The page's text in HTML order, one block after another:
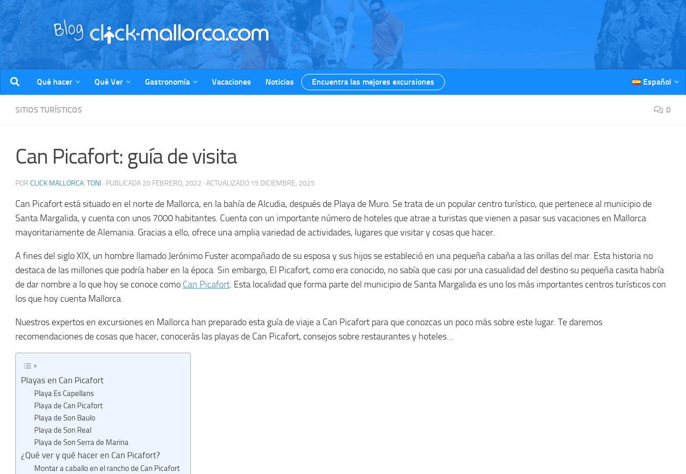
Saltar al contenido
Qué hacer Qué Ver Gastronomía Vacaciones Noticias Encuentra las mejores excursiones Español
SITIOS TURÍSTICOS 0
Can Picafort: guía de visita
POR CLICK MALLORCA: TONI · PUBLICADA 20 FEBRERO, 2022 · ACTUALIZADO 15 DICIEMBRE, 2025
Can Picafort está situado en el norte de Mallorca, en la bahía de Alcudia, después de Playa de Muro. Se trata de un popular centro turístico, que pertenece al municipio de
Santa Margalida, y cuenta con unos 7000 habitantes. Cuenta con un importante número de hoteles que atrae a turistas que vienen a pasar sus vacaciones en Mallorca
mayoritariamente de Alemania. Gracias a ello, ofrece una amplia variedad de actividades, lugares que visitar y cosas que hacer.
A fines del siglo XIX, un hombre llamado Jerónimo Fuster acompañado de su esposa y sus hijos se estableció en una pequeña cabaña a las orillas del mar. Esta historia no
destaca de las millones que podría haber en la época. Sin embargo, El Picafort, como era conocido, no sabía que casi por una casualidad del destino su pequeña casita habría
de dar nombre a lo que hoy se conoce como Can Picafort. Esta localidad que forma parte del municipio de Santa Margalida es uno los más importantes centros turísticos con
los que hoy cuenta Mallorca.
Nuestros expertos en excursiones en Mallorca han preparado esta guía de viaje a Can Picafort para que conozcas un poco más sobre este lugar. Te daremos
recomendaciones de cosas que hacer, conocerás las playas de Can Picafort, consejos sobre restaurantes y hoteles…
Playas en Can Picafort
Playa Es Capellans
Playa de Can Picafort
Playa de Son Baulo
Playa de Son Real
Playa de Son Serra de Marina
¿Qué ver y qué hacer en Can Picafort?
Montar a caballo en el rancho de Can Picafort